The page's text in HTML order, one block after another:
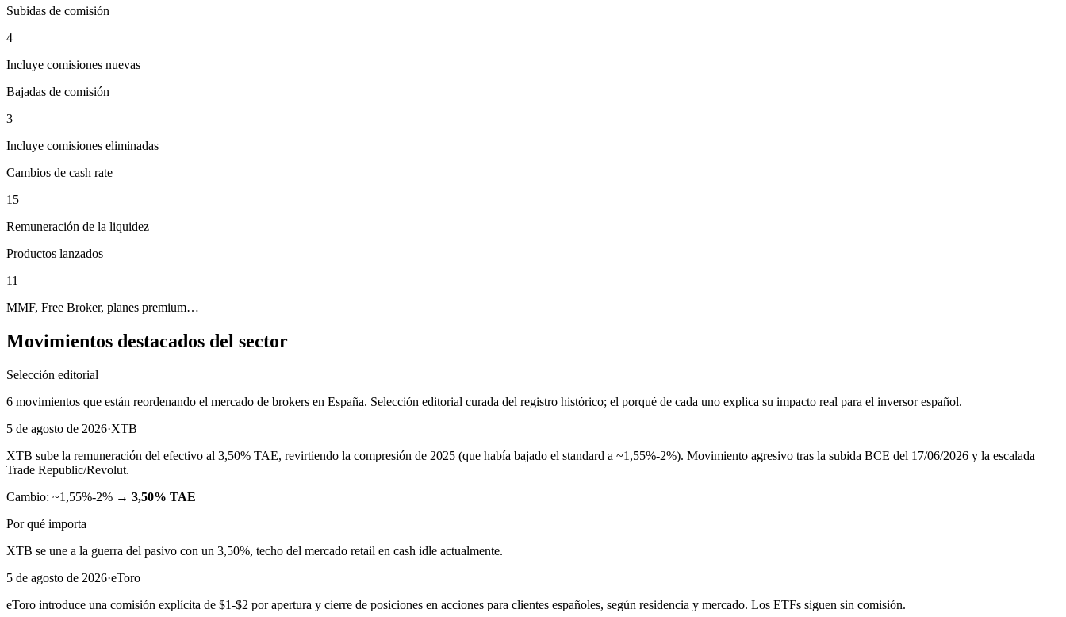
Subidas de comisión
4
Incluye comisiones nuevas
Bajadas de comisión
3
Incluye comisiones eliminadas
Cambios de cash rate
15
Remuneración de la liquidez
Productos lanzados
11
MMF, Free Broker, planes premium…
Movimientos destacados del sector
Selección editorial
6 movimientos que están reordenando el mercado de brokers en España. Selección editorial curada del registro histórico; el porqué de cada uno explica su impacto real para el inversor español.
5 de agosto de 2026·XTB
XTB sube la remuneración del efectivo al 3,50% TAE, revirtiendo la compresión de 2025 (que había bajado el standard a ~1,55%-2%). Movimiento agresivo tras la subida BCE del 17/06/2026 y la escalada
Trade Republic/Revolut.
Cambio: ~1,55%-2% → 3,50% TAE
Por qué importa
XTB se une a la guerra del pasivo con un 3,50%, techo del mercado retail en cash idle actualmente.
5 de agosto de 2026·eToro
eToro introduce una comisión explícita de $1-$2 por apertura y cierre de posiciones en acciones para clientes españoles, según residencia y mercado. Los ETFs siguen sin comisión.